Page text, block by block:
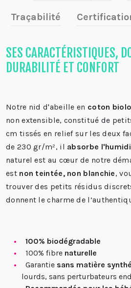
Traçabilité
SES CARACTÉRISTIQUES,
DURABILITÉ ET CONFORT
Notre nid d'abeille en coton
non extensible, constitué de
cm tissés en relief sur les deux
de 230 gr/m², il absorbe
naturel est au cœur de notre
est non teintée, non blanchie,
trouver des petits résidus
donnent le charme de
100% biodégradable
100% fibre naturelle
Garantie sans matière
lourds, sans perturbateurs